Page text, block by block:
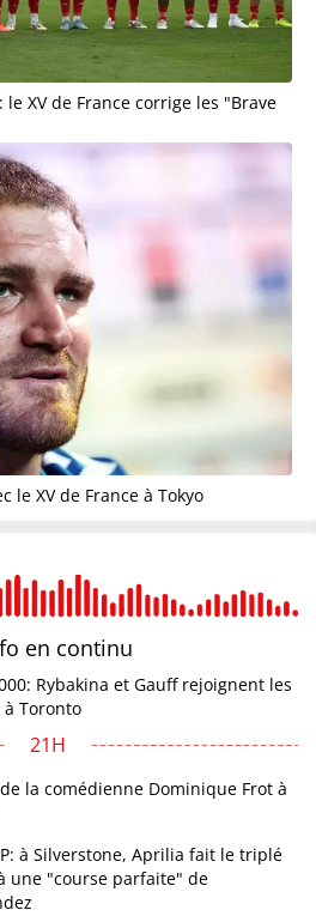
XV de France corrige les "Brave
le XV de France à Tokyo
en continu
Rybakina et Gauff rejoignent les
Toronto
21H
la comédienne Dominique Frot à
à Silverstone, Aprilia fait le triplé
une "course parfaite" de